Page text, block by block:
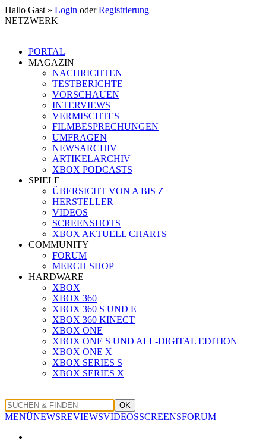
Hallo Gast » Login oderRegistrierung
NETZWERK
PORTAL
MAGAZIN
NACHRICHTEN
TESTBERICHTE
VORSCHAUEN
INTERVIEWS
VERMISCHTES
FILMBESPRECHUNGEN
UMFRAGEN
NEWSARCHIV
ARTIKELARCHIV
XBOX PODCASTS
SPIELE
ÜBERSICHT VON A BIS Z
HERSTELLER
VIDEOS
SCREENSHOTS
XBOX AKTUELL CHARTS
COMMUNITY
FORUM
MERCH SHOP
HARDWARE
XBOX
XBOX 360
XBOX 360 S UND E
XBOX 360 KINECT
XBOX ONE
XBOX ONE S UND ALL-DIGITAL EDITION
XBOX ONE X
XBOX SERIES S
XBOX SERIES X
OK
MENÜNEWSREVIEWSVIDEOSSCREENSFORUM